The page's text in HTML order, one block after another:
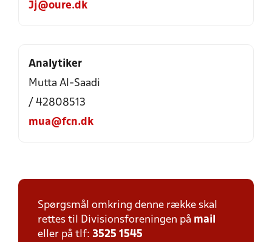
Jj@oure.dk
Analytiker
Mutta Al-Saadi
/ 42808513
mua@fcn.dk
Spørgsmål omkring denne række skal
rettes til Divisionsforeningen på mail
eller på tlf: 3525 1545